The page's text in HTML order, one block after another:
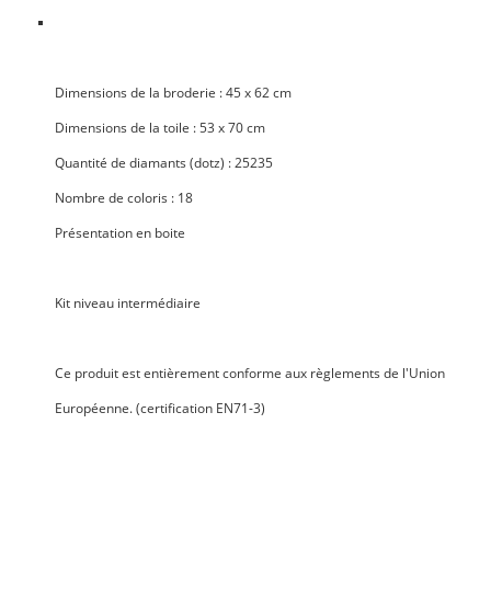
Dimensions de la broderie : 45 x 62 cm
Dimensions de la toile : 53 x 70 cm
Quantité de diamants (dotz) : 25235
Nombre de coloris : 18
Présentation en boite
Kit niveau intermédiaire
Ce produit est entièrementconforme aux règlements de l'Union
Européenne. (certification EN71-3)